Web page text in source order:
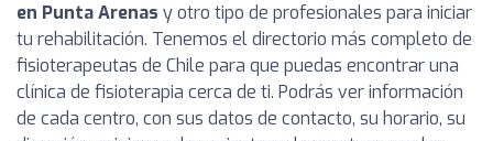
en Punta Arenas y otro tipo de profesionales para iniciar
tu rehabilitación. Tenemos el directorio más completo de
fisioterapeutas de Chile para que puedas encontrar una
clínica de fisioterapia cerca de ti. Podrás ver información
de cada centro, con sus datos de contacto, su horario, su